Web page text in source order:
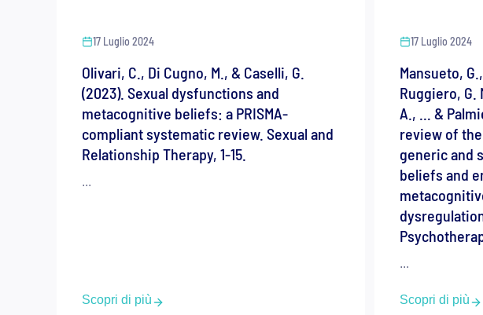
17 Luglio 2024
Olivari, C., Di Cugno, M., & Caselli, G.
(2023). Sexual dysfunctions and
metacognitive beliefs: a PRISMA-
compliant systematic review. Sexual and
Relationship Therapy, 1-15.
...
Scopri di più
17 Luglio 2024
Mansueto,
Ruggiero, G.
A., … &
review of
generic and
beliefs and
...
Scopri di più